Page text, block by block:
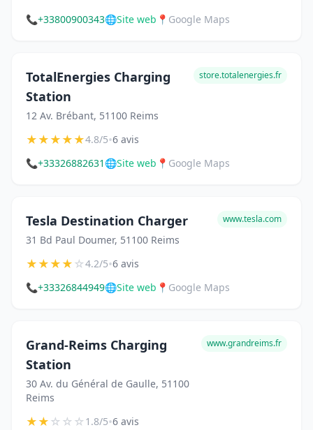
📞+33800900343🌐Site web 📍 Google Maps
TotalEnergies Charging
Station
12 Av. Brébant, 51100 Reims
store.totalenergies.fr
★★★★★4.8/5•6 avis
📞+33326882631 🌐Site web 📍 Google Maps
Tesla Destination Charger
31 Bd Paul Doumer, 51100 Reims
www.tesla.com
★★★★☆4.2/5•6 avis
📞+33326844949🌐Site web 📍 Google Maps
Grand-Reims Charging
Station
30 Av. du Général de Gaulle, 51100
Reims
www.grandreims.fr
★★☆☆☆1.8/5•6 avis